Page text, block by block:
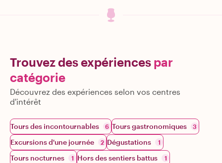
Trouvez des expériences par
catégorie
Découvrez des expériences selon vos centres
d'intérêt
Tours des incontournables 6 Tours gastronomiques 3
Excursions d'une journée 2 Dégustations 1
Tours nocturnes 1 Hors des sentiers battus 1